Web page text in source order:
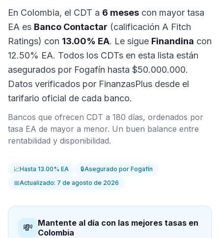
En Colombia, el CDT a 6 meses con mayor tasa
EA es Banco Contactar (calificación A Fitch
Ratings) con 13.00% EA. Le sigue Finandina con
12.50% EA. Todos los CDTs en esta lista están
asegurados por Fogafín hasta $50.000.000.
Datos verificados por FinanzasPlus desde el
tarifario oficial de cada banco.
Bancos que ofrecen CDT a 180 días, ordenados por
tasa EA de mayor a menor. Un buen balance entre
rentabilidad y disponibilidad.
📈Hasta 13.00% EA 🔒Asegurado por Fogafín
📅Actualizado: 7 de agosto de 2026
💸 Mantente al día con las mejores tasas en
Colombia